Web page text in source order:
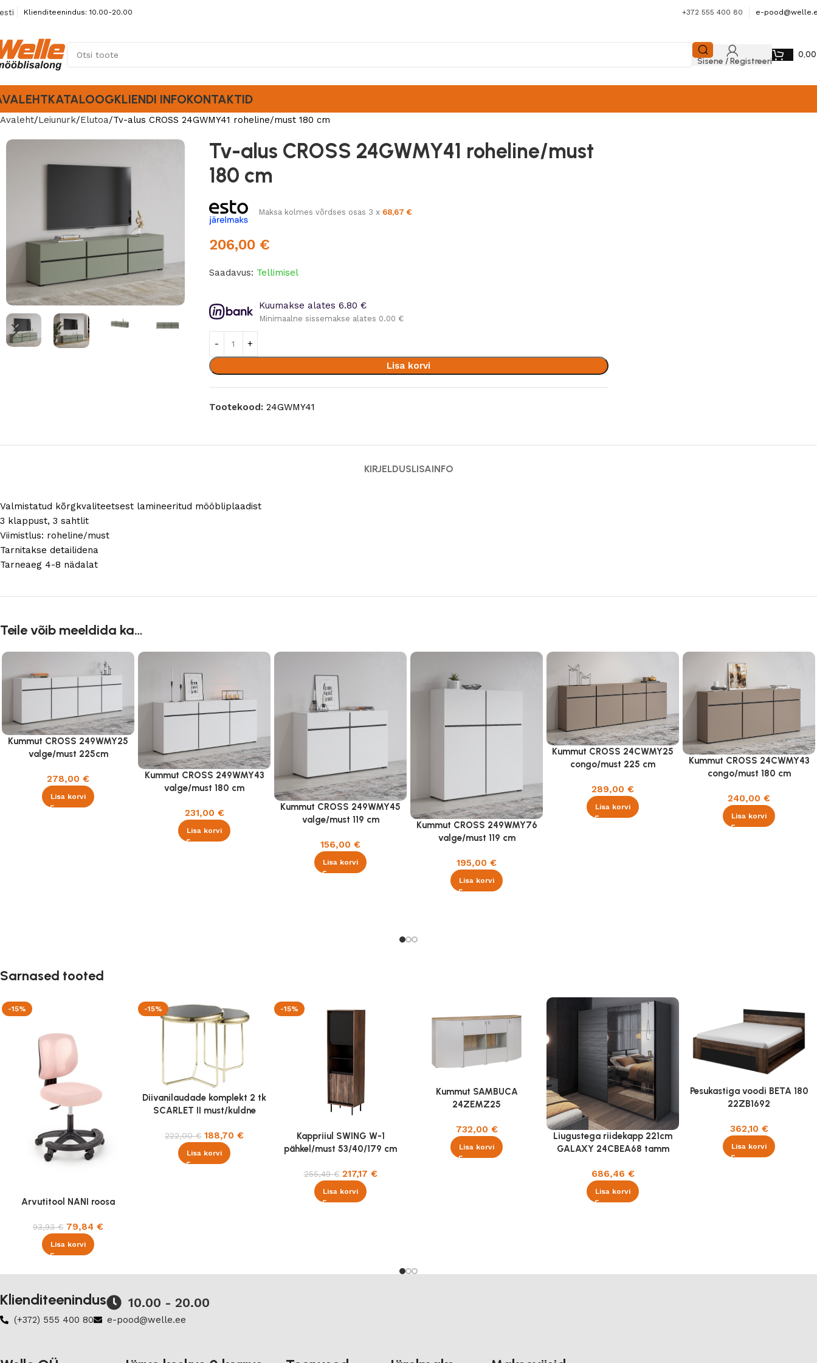
Klienditeenindus: 10.00-20.00 +372 555 400 80 e-
Sisene / Registreeri
KATALOOGKLIENDI INFOKONTAKTID
Avaleht Leiunurk Elutoa Tv-alus CROSS 24GWMY41 roheline/must 180 cm
Tv-alus CROSS 24GWMY41 roheline/must
180 cm
Maksa kolmes võrdses osas 3 x 68,67 €
206,00 €
Saadavus: Tellimisel
Kuumakse alates 6.80 €
Minimaalne sissemakse alates 0.00 €
Lisa korvi
Tootekood: 24GWMY41
KIRJELDUSLISAINFO
Valmistatud kõrgkvaliteetsest lamineeritud mööbliplaadist
3 klappust, 3 sahtlit
Viimistlus: roheline/must
Tarnitakse detailidena
Tarneaeg 4-8 nädalat
Teile võib meeldida ka…
Kummut CROSS 249WMY25
valge/must 225cm
278,00 €
Lisa korvi
Kummut CROSS 249WMY43
valge/must 180 cm
231,00 €
Lisa korvi
Kummut CROSS 249WMY45
valge/must 119 cm
156,00 €
Lisa korvi
Kummut CROSS 249WMY76
valge/must 119 cm
195,00 €
Lisa korvi
Kummut CROSS 24CWMY25
congo/must 225 cm
289,00 €
Lisa korvi
Kummut CROSS 24CWMY43
congo/must 180 cm
240,00 €
Lisa korvi
Sarnased tooted
-15%
Arvutitool NANI roosa
93,93€ 79,84 €
Lisa korvi
-15%
Diivanilaudade komplekt 2 tk
SCARLET II must/kuldne
222,00€ 188,70 €
Lisa korvi
-15%
Kappriiul SWING W-1
pähkel/must 53/40/179 cm
255,49€ 217,17 €
Lisa korvi
Kummut SAMBUCA
24ZEMZ25
732,00 €
Lisa korvi
Liugustega riidekapp 221cm
GALAXY 24CBEA68 tamm
686,46 €
Lisa korvi
Pesukastiga voodi BETA 180
22ZB1692
362,10 €
Lisa korvi
Klienditeenindus 10.00 - 20.00
(+372) 555 400 80 e-pood@welle.ee